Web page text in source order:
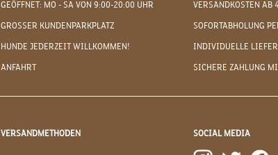
GEÖFFNET: MO - SA VON 9:00-20:00 UHR
GROSSER KUNDENPARKPLATZ
HUNDE JEDERZEIT WILLKOMMEN!
ANFAHRT
VERSANDKOSTEN AB
SOFORTABHOLUNG
INDIVIDUELLE
SICHERE ZAHLUNG
VERSANDMETHODEN SOCIAL MEDIA